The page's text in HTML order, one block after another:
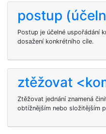
postup
Postup je účelné uspořádání
dosažení konkrétního cíle.
ztěžovat
Ztěžovat jednání znamená
obtížnějším nebo složitějším